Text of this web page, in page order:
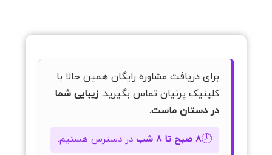
برای دریافت مشاوره رایگان همین حالا با
کلینیک پرنیان تماس بگیرید.زیبایی شما
در دستان ماست.
🕗۸ صبح تا ۸ شب در دسترس هستیم.